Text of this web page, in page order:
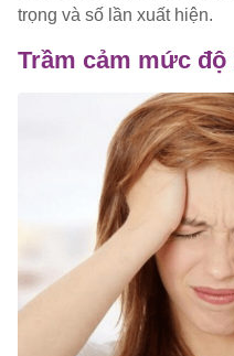
trọng và số lần xuất hiện.
Trầm cảm mức độ